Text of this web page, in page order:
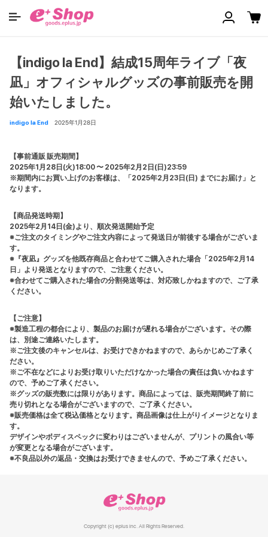
【indigo la End】結成15周年ライブ「夜
凪」オフィシャルグッズの事前販売を開
始いたしました。
indigo la End 2025年1月28日
【事前通販 販売期間】
2025年1月28日(火)18:00 〜 2025年2月2日(日)23:59
※期間内にお買い上げのお客様は、「2025年2月23日(日) までにお届け」と
なります。
【商品発送時期】
2025年2月14日(金)より、順次発送開始予定
※ご注文のタイミングやご注文内容によって発送日が前後する場合がございま
す。
※『夜凪』グッズを他既存商品と合わせてご購入された場合「2025年2月14
日」より発送となりますので、ご注意ください。
※合わせてご購入された場合の分割発送等は、対応致しかねますので、ご了承
ください。
【ご注意】
※製造工程の都合により、製品のお届けが遅れる場合がございます。その際
は、別途ご連絡いたします。
※ご注文後のキャンセルは、お受けできかねますので、あらかじめご了承く
ださい。
※ご不在などによりお受け取りいただけなかった場合の責任は負いかねます
ので、予めご了承ください。
※グッズの販売数には限りがあります。商品によっては、販売期間終了前に
売り切れとなる場合がございますので、ご了承ください。
※販売価格は全て税込価格となります。商品画像は仕上がりイメージとなりま
す。
デザインやボディスペックに変わりはございませんが、プリントの風合い等
が変更となる場合がございます。
※不良品以外の返品・交換はお受けできませんので、予めご了承ください。
Copyright (c) eplus inc. All Rights Reserved.